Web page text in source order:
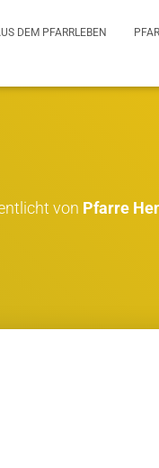
DEM PFARRLEBEN
von Pfarre